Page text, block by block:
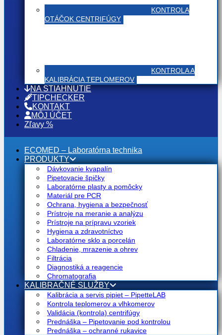
KONTROLA
OTÁČOK CENTRIFÚGY
KONTROLA A
KALIBRÁCIA TEPLOMEROV
NA STIAHNUTIE
TIPCHECKER
KONTAKT
MÔJ ÚČET
Zľavy %
ECOMED – Laboratórna technika
PRODUKTY
Dávkovanie kvapalín
Pipetovacie špičky
Laboratórne plasty a pomôcky
Materiál pre PCR
Ochrana, hygiena a bezpečnosť
Prístroje na meranie a analýzu
Prístroje na prípravu vzoriek
Hygiena a zdravotníctvo
Laboratórne sklo a porcelán
Chladenie, mrazenie a ohrev
Filtrácia
Diagnostiká a reagencie
Chromatografia
KALIBRAČNÉ SLUŽBY
Kalibrácia a servis pipiet – PipetteLAB
Kontrola teplomerov a vlhkomerov
Validácia (kontrola) centrifúgy
Prednáška – Pipetovanie pod kontrolou
Prednáška – ochranné rukavice